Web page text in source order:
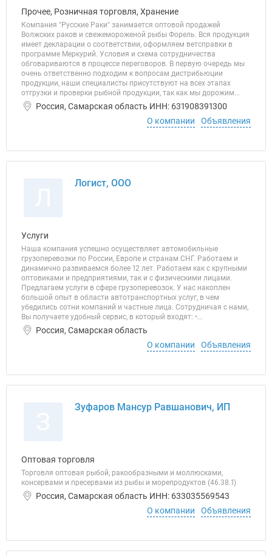
Прочее, Розничная торговля, Хранение
Компания "Русские Раки" занимается оптовой продажей
Волжских раков и свежемороженой рыбы Форель. Вся продукция
имеет декларации о соответствии, оформляем ветсправки в
программе Меркурий. Условия и схема сотрудничества
обговариваются в процессе переговоров. В первую очередь мы
очень ответственно подходим к вопросам дистрибьюции
продукции, наши специалисты присутствуют на всех этапах
отгрузки и проверки рыбной продукции, так как мы дорожим...
Россия, Самарская область ИНН: 631908391300
О компании
Объявления
Логист, ООО
Услуги
Наша компания успешно осуществляет автомобильные
грузоперевозки по России, Европе и странам СНГ. Работаем и
динамично развиваемся более 12 лет. Работаем как с крупными
оптовиками и предприятиями, так и с физическими лицами.
Предлагаем услуги в сфере грузоперевозок. У нас накоплен
большой опыт в области автотранспортных услуг, в чем
убедились сотни компаний и частные лица. Сотрудничая с нами,
Вы получаете удобный сервис, в который входят: •...
Россия, Самарская область
О компании
Объявления
Зуфаров Мансур Равшанович, ИП
Оптовая торговля
Торговля оптовая рыбой, ракообразными и моллюсками,
консервами и пресервами из рыбы и морепродуктов (46.38.1)
Россия, Самарская область ИНН: 633035569543
О компании
Объявления